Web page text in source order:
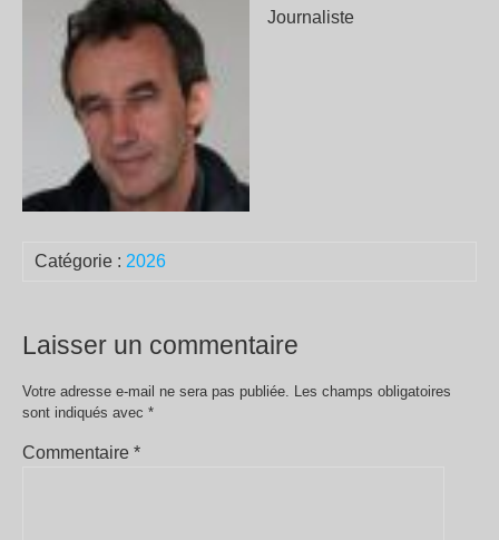
Journaliste
Catégorie : 2026
Laisser un commentaire
Votre adresse e-mail ne sera pas publiée. Les champs obligatoires
sont indiqués avec *
Commentaire *